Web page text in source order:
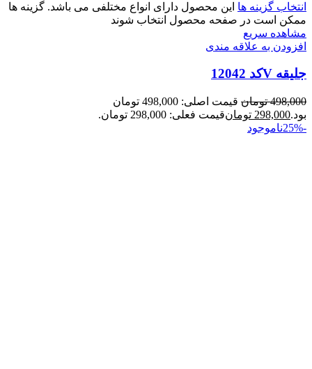
انتخاب گزینه ها این محصول دارای انواع مختلفی می باشد. گزینه ها
ممکن است در صفحه محصول انتخاب شوند
مشاهده سریع
افزودن به علاقه مندی
جلیقه Vکد 12042
498,000 تومان
قیمت اصلی: 498,000 تومان
بود.298,000 تومانقیمت فعلی: 298,000 تومان.
-25%
ناموجود